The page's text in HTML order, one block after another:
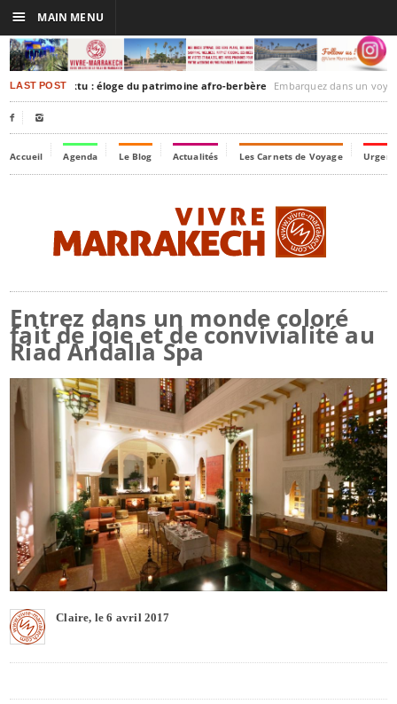
LAST POST
Timbuktu : éloge du patrimoine afro-berbère Embarquez dans un voyage culturel dans le
 
Accueil Agenda Le Blog Actualités Les Carnets de Voyage
Entrez dans un monde coloré
fait de joie et de convivialité au
Riad Andalla Spa
Claire, le 6 avril 2017
☰ MAIN MENU